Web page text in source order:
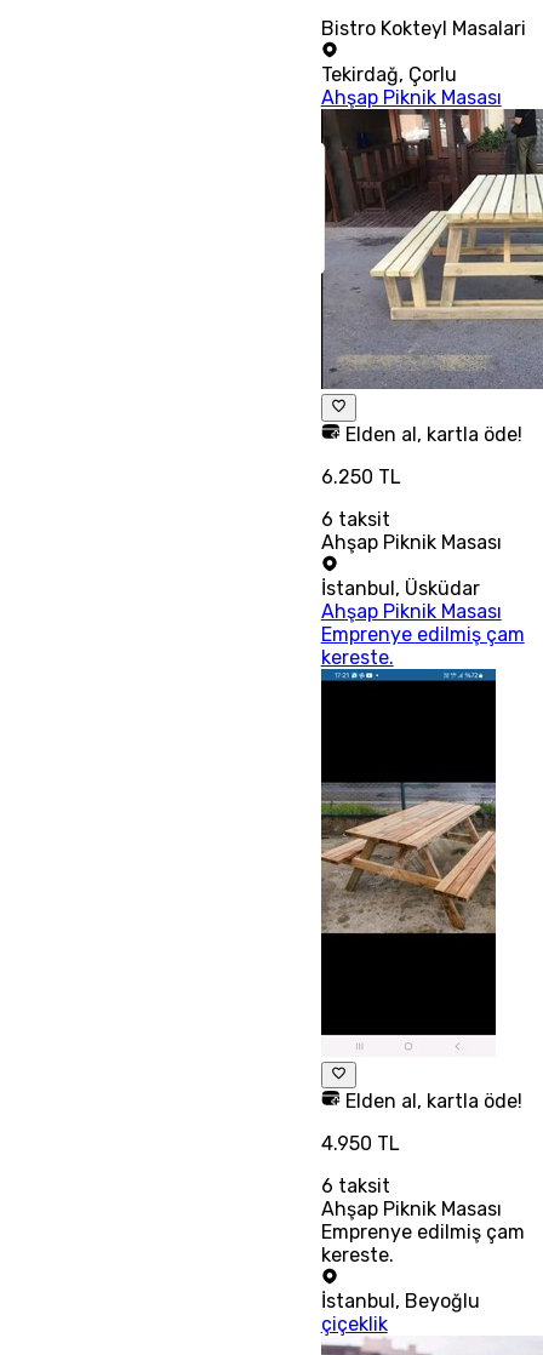
Bistro Kokteyl Masalari
Tekirdağ, Çorlu
Ahşap Piknik Masası
Elden al, kartla öde!
6.250 TL
6 taksit
Ahşap Piknik Masası
İstanbul, Üsküdar
Ahşap Piknik Masası
Emprenye edilmiş çam
kereste.
Elden al, kartla öde!
4.950 TL
6 taksit
Ahşap Piknik Masası
Emprenye edilmiş çam
kereste.
İstanbul, Beyoğlu
çiçeklik